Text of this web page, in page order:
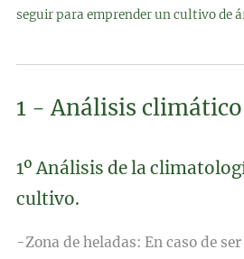
seguir para emprender un cultivo de
1 - Análisis climático
1º Análisis de la
cultivo.
-Zona de heladas: En caso de